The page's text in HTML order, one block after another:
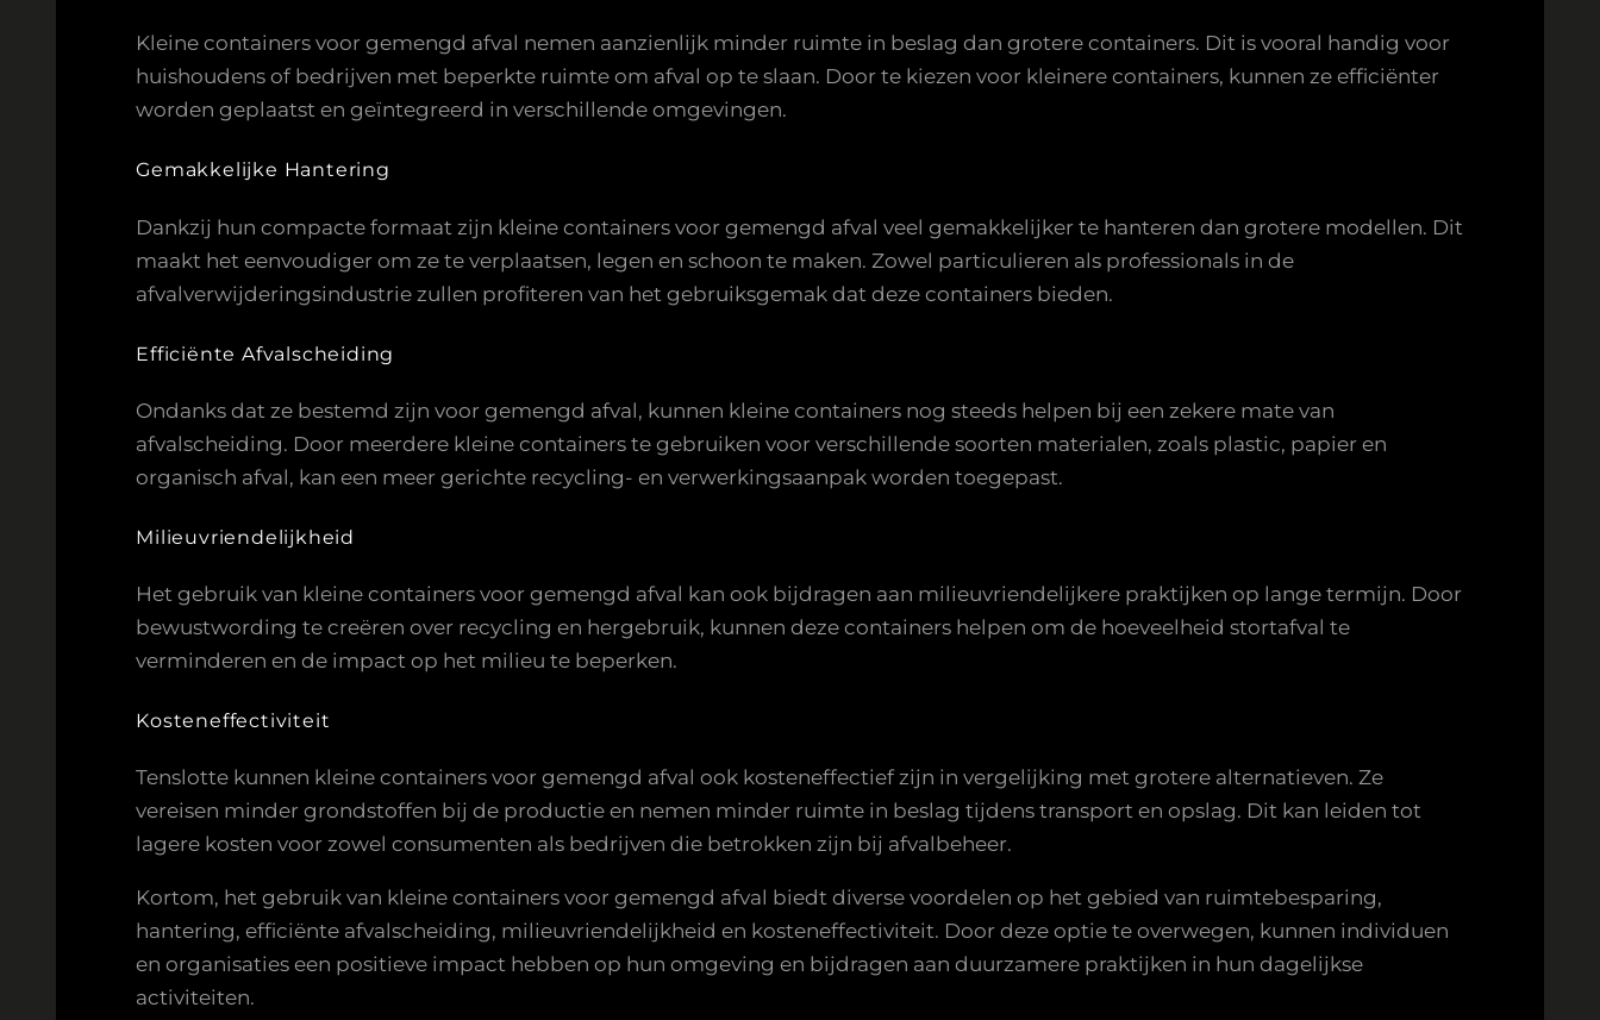
Kleine containers voor gemengd afval nemen aanzienlijk minder ruimte in beslag dan grotere containers. Dit is vooral handig voor
huishoudens of bedrijven met beperkte ruimte om afval op te slaan. Door te kiezen voor kleinere containers, kunnen ze efficiënter
worden geplaatst en geïntegreerd in verschillende omgevingen.
Gemakkelijke Hantering
Dankzij hun compacte formaat zijn kleine containers voor gemengd afval veel gemakkelijker te hanteren dan grotere modellen. Dit
maakt het eenvoudiger om ze te verplaatsen, legen en schoon te maken. Zowel particulieren als professionals in de
afvalverwijderingsindustrie zullen profiteren van het gebruiksgemak dat deze containers bieden.
Efficiënte Afvalscheiding
Ondanks dat ze bestemd zijn voor gemengd afval, kunnen kleine containers nog steeds helpen bij een zekere mate van
afvalscheiding. Door meerdere kleine containers te gebruiken voor verschillende soorten materialen, zoals plastic, papier en
organisch afval, kan een meer gerichte recycling- en verwerkingsaanpak worden toegepast.
Milieuvriendelijkheid
Het gebruik van kleine containers voor gemengd afval kan ook bijdragen aan milieuvriendelijkere praktijken op lange termijn. Door
bewustwording te creëren over recycling en hergebruik, kunnen deze containers helpen om de hoeveelheid stortafval te
verminderen en de impact op het milieu te beperken.
Kosteneffectiviteit
Tenslotte kunnen kleine containers voor gemengd afval ook kosteneffectief zijn in vergelijking met grotere alternatieven. Ze
vereisen minder grondstoffen bij de productie en nemen minder ruimte in beslag tijdens transport en opslag. Dit kan leiden tot
lagere kosten voor zowel consumenten als bedrijven die betrokken zijn bij afvalbeheer.
Kortom, het gebruik van kleine containers voor gemengd afval biedt diverse voordelen op het gebied van ruimtebesparing,
hantering, efficiënte afvalscheiding, milieuvriendelijkheid en kosteneffectiviteit. Door deze optie te overwegen, kunnen individuen
en organisaties een positieve impact hebben op hun omgeving en bijdragen aan duurzamere praktijken in hun dagelijkse
activiteiten.